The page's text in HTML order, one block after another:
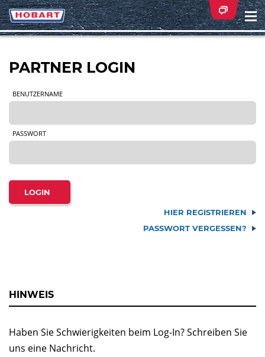
PARTNER LOGIN
BENUTZERNAME
PASSWORT
HIER REGISTRIEREN
PASSWORT VERGESSEN?
HINWEIS
Haben Sie Schwierigkeiten beim Log-In? Schreiben Sie
uns eine Nachricht.